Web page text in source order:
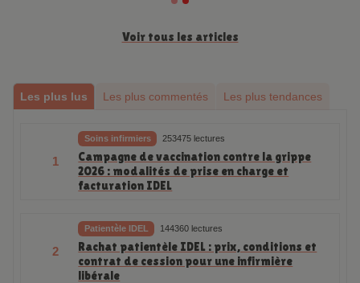
Voir tous les articles
Les plus lus Les plus commentés Les plus tendances
1
Soins infirmiers 253475 lectures
Campagne de vaccination contre la grippe
2026 : modalités de prise en charge et
facturation IDEL
2
Patientèle IDEL 144360 lectures
Rachat patientèle IDEL : prix, conditions et
contrat de cession pour une infirmière
libérale